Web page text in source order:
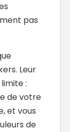
pas
Leur
:
de votre
et vous
de